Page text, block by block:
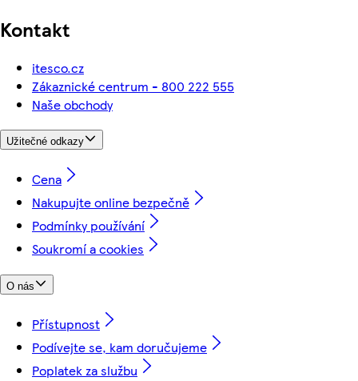
Kontakt
itesco.cz
Zákaznické centrum - 800 222 555
Naše obchody
Užitečné odkazy
Cena
Nakupujte online bezpečně
Podmínky používání
Soukromí a cookies
O nás
Přístupnost
Podívejte se, kam doručujeme
Poplatek za službu